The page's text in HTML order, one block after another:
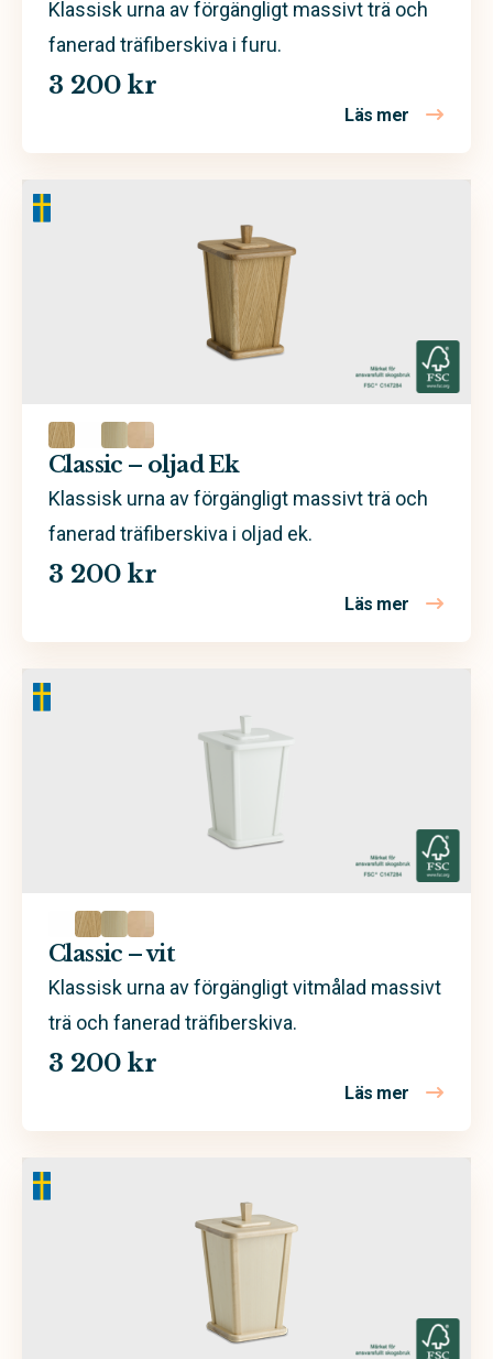
Klassisk urna av förgängligt massivt trä och
fanerad träfiberskiva i furu.
3 200 kr
Läs mer om
Classic – oljad Ek
Klassisk urna av förgängligt massivt trä och
fanerad träfiberskiva i oljad ek.
3 200 kr
Läs mer om
Classic – vit
Klassisk urna av förgängligt vitmålad massivt
trä och fanerad träfiberskiva.
3 200 kr
Läs mer om